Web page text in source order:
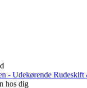
- Udekørende
hos dig